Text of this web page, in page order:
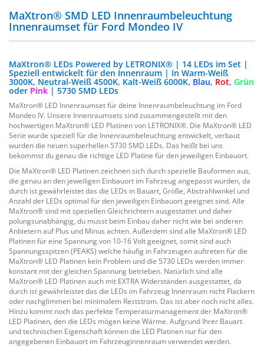
MaXtron® SMD LED Innenraumbeleuchtung
Innenraumset für Ford Mondeo IV
MaXtron® LEDs Powered by LETRONIX® | 14 LEDs im Set |
Speziell entwickelt für den Innenraum | In Warm-Weiß
3000K, Neutral-Weiß 4500K, Kalt-Weiß 6000K, Blau, Rot, Grün
oder Pink | 5730 SMD LEDs
MaXtron® LED Innenraumset für deine Innenraumbeleuchtung im Ford
Mondeo IV. Unsere Innenraumsets sind zusammengestellt mit den
hochwertigen MaXtron® LED Platinen von LETRONIX®. Die MaXtron® LED
Serie wurde speziell für die Innenraumbeleuchtung entwickelt, verbaut
wurden die neuen superhellen 5730 SMD LEDs. Das heißt bei uns
bekommst du genau die richtige LED Platine für den jeweiligen Einbauort.
Die MaXtron® LED Platinen zeichnen sich durch spezielle Bauformen aus,
die genau an den jeweiligen Einbauort im Fahrzeug angepasst wurden, da
durch ist gewährleistet das die LEDs in Bauart, Größe, Abstrahlwinkel und
Anzahl der LEDs optimal für den jeweiligen Einbauort geeignet sind. Alle
MaXtron® sind mit speziellen Gleichrichtern ausgestattet und daher
polungsunabhängig, du musst beim Einbau daher nicht wie bei anderen
Anbietern auf Plus und Minus achten. Außerdem sind alle MaXtron® LED
Platinen für eine Spannung von 10-16 Volt geeignet, somit sind auch
Spannungsspitzen (PEAKS) welche häufig in Fahrzeugen auftreten für die
MaXtron® LED Platinen kein Problem und die 5730 LEDs werden immer
konstant mit der gleichen Spannung betrieben. Natürlich sind alle
MaXtron® LED Platinen auch mit EXTRA Widerständen ausgestattet, da
durch ist gewährleistet das die LEDs im Fahrzeug Innenraum nicht Flackern
oder nachglimmen bei minimalem Reststrom. Das ist aber noch nicht alles.
Hinzu kommt noch das perfekte Temperaturmanagement der MaXtron®
LED Platinen, den die LEDs mögen keine Wärme. Aufgrund Ihrer Bauart
und technischen Eigenschaft können die LED Platinen nur für den
angegebenen Einbauort im Fahrzeuginnenraum verwendet werden.